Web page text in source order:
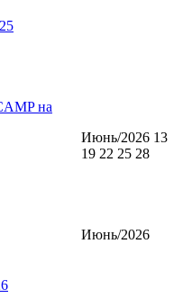
на
Июнь/2026 13
19 22 25 28
Июнь/2026